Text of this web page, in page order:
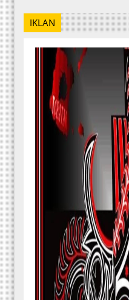
IKLAN